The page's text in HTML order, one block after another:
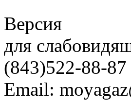
Версия
для
(843)522-88-87
Email: